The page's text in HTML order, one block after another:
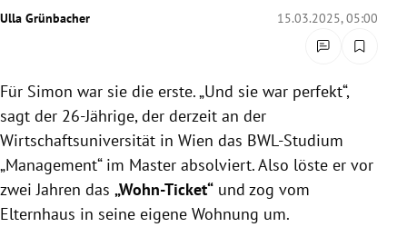
Ulla Grünbacher 15.03.2025, 05:00
Für Simon war sie die erste. „Und sie war perfekt“,
sagt der 26-Jährige, der derzeit an der
Wirtschaftsuniversität in Wien das BWL-Studium
„Management“ im Master absolviert. Also löste er vor
zwei Jahren das „Wohn-Ticket“ und zog vom
Elternhaus in seine eigene Wohnung um.